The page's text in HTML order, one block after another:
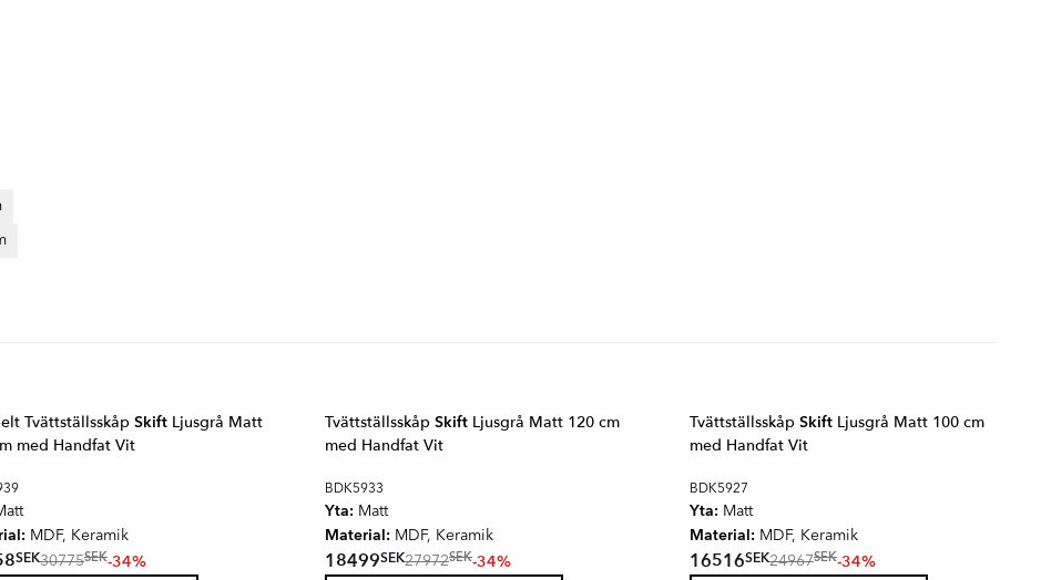
Tvättställsskåp Skift Ljusgrå Matt
med Handfat Vit
MDF, Keramik
SEK30775SEK-34%
Tvättställsskåp Skift Ljusgrå Matt 120 cm
med Handfat Vit
BDK5933
Yta: Matt
Material: MDF, Keramik
18499SEK27972SEK-34%
Tvättställsskåp Skift Ljusgrå Matt 100 cm
med Handfat Vit
BDK5927
Yta: Matt
Material: MDF, Keramik
16516SEK24967SEK-34%